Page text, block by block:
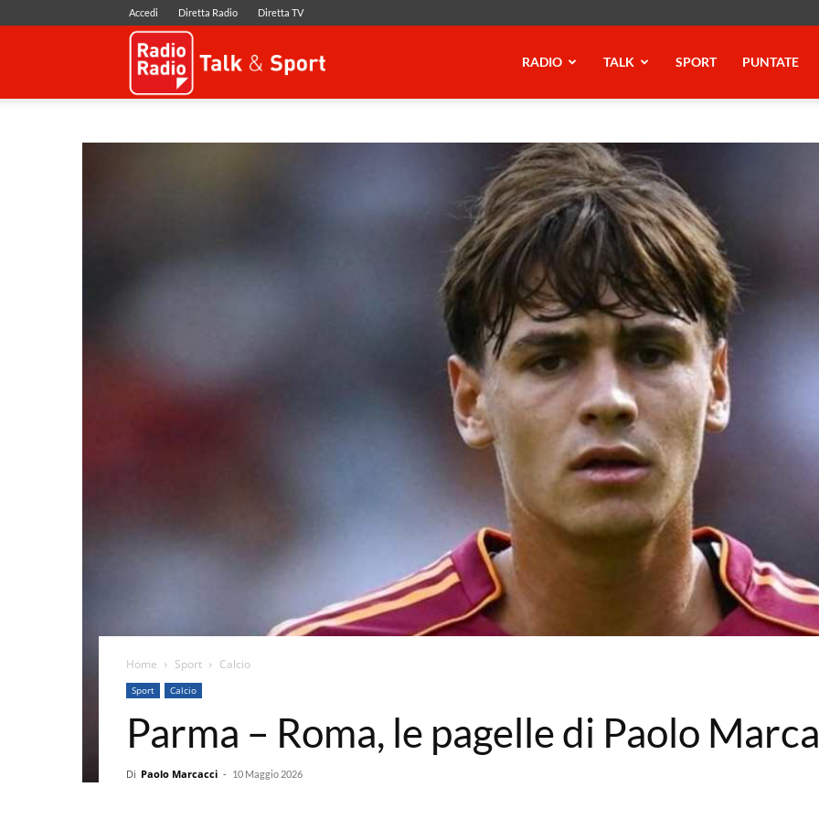
Accedi Diretta Radio Diretta TV
RADIO TALK SPORT PUNTATE
Home Sport Calcio
Sport Calcio
Parma – Roma, le pagelle di Paolo
Di Paolo Marcacci - 10 Maggio 2026